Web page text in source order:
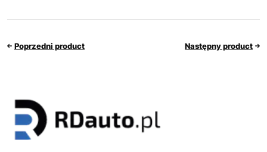
Poprzedni product Następny product